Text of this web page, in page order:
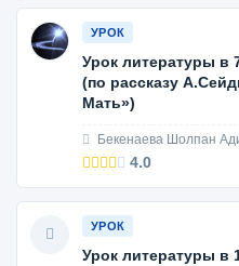
УРОК
Урок литературы в
(по рассказу
Мать»)
Бекенаева Шолпан
4.0
УРОК
Урок литературы в